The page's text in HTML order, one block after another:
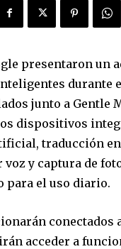
presentaron un
durante
junto a Gentle
dispositivos
traducción
y captura de
para el uso diario.
conectados
acceder a